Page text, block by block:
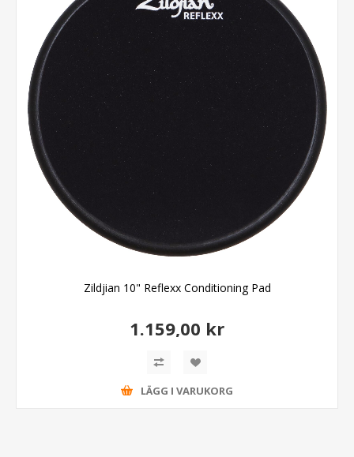
Zildjian 10" Reflexx Conditioning Pad
1.159,00 kr
LÄGG I VARUKORG